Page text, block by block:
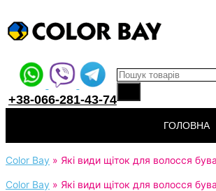
+38-066-281-43-74
Products search
вмісту
ГОЛОВНА
Color Bay » Які види щіток для волосся
Color Bay » Які види щіток для волосся